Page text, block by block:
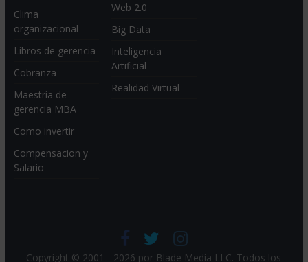
Clima
organizacional
Libros de gerencia
Cobranza
Maestría de
gerencia MBA
Como invertir
Compensacion y
Salario
Web 2.0
Big Data
Inteligencia
Artificial
Realidad Virtual
Copyright © 2001 - 2026 por Blade Media LLC. Todos los